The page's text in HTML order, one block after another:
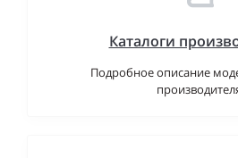
Каталоги
Подробное описание